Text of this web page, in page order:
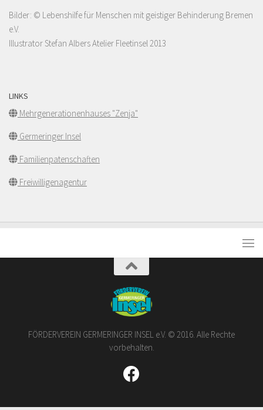
Bilder: © Lebenshilfe für Menschen mit geistiger Behinderung Bremen
e.V.
Illustrator Stefan Albers Atelier Fleetinsel 2013
LINKS
Mehrgenerationenhauses "Zenja"
Germeringer Insel
Familienpatenschaften
Freiwilligenagentur
FÖRDERVEREIN GERMERINGER INSEL e.V. © 2016. Alle Rechte
vorbehalten.